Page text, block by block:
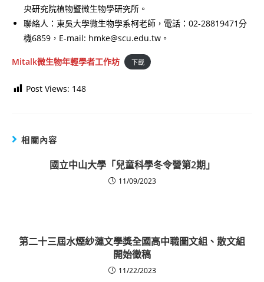
央研究院植物暨微生物學研究所。
聯絡人：東吳大學微生物學系柯老師，電話：02-28819471分
機6859，E-mail: hmke@scu.edu.tw。
Mitalk微生物年輕學者工作坊 下載
Post Views: 148
相關內容
國立中山大學「兒童科學冬令營第2期」
11/09/2023
第二十三屆水煙紗漣文學獎全國高中職圖文組、散文組
開始徵稿
11/22/2023